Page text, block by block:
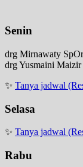
Senin
drg Mirnawaty
drg Yusmaini
✨ Tanya jadwal
Selasa
✨ Tanya jadwal
Rabu